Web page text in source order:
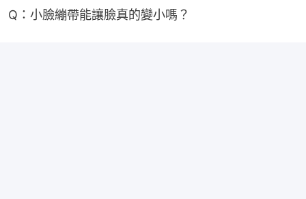
Q：小臉繃帶能讓臉真的變小嗎？